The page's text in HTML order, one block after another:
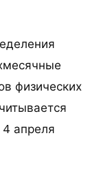
физических
4 апреля